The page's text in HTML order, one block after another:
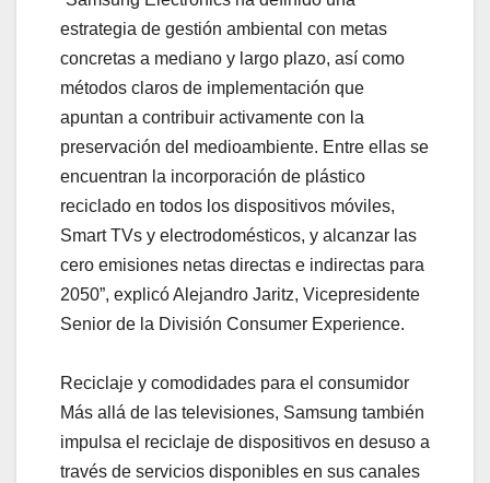
estrategia de gestión ambiental con metas
concretas a mediano y largo plazo, así como
métodos claros de implementación que
apuntan a contribuir activamente con la
preservación del medioambiente. Entre ellas se
encuentran la incorporación de plástico
reciclado en todos los dispositivos móviles,
Smart TVs y electrodomésticos, y alcanzar las
cero emisiones netas directas e indirectas para
2050”, explicó Alejandro Jaritz, Vicepresidente
Senior de la División Consumer Experience.
Reciclaje y comodidades para el consumidor
Más allá de las televisiones, Samsung también
impulsa el reciclaje de dispositivos en desuso a
través de servicios disponibles en sus canales